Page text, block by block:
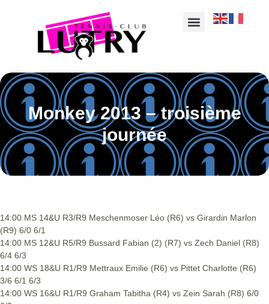
Monkey 2013 – troisième
journée
14:00 MS 14&U R3/R9 Meschenmoser Léo (R6) vs Girardin Marlon
(R9) 6/0 6/1
14:00 MS 12&U R5/R9 Bussard Fabian (2) (R7) vs Zech Daniel (R8)
6/4 6/3
14:00 WS 18&U R1/R9 Mettraux Emilie (R6) vs Pittet Charlotte (R6)
3/6 6/1 6/3
14:00 WS 16&U R1/R9 Graham Tabitha (R4) vs Zein Sarah (R8) 6/0